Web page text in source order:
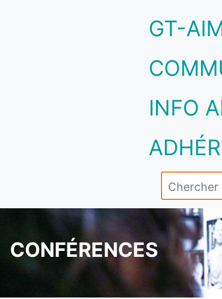
GT-
INFO
CONFÉRENCES